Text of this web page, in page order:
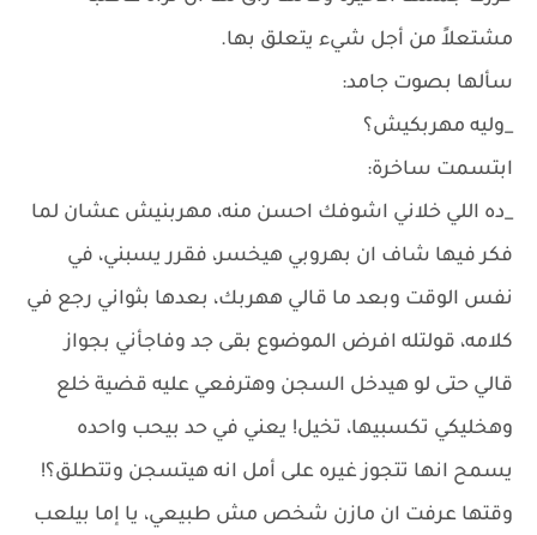
مشتعلاً من أجل شيء يتعلق بها.
سألها بصوت جامد:
_وليه مهربكيش؟
ابتسمت ساخرة:
_ده اللي خلاني اشوفك احسن منه، مهربنيش عشان لما
فكر فيها شاف ان بهروبي هيخسر، فقرر يسبني، في
نفس الوقت وبعد ما قالي ههربك، بعدها بثواني رجع في
كلامه، قولتله افرض الموضوع بقى جد وفاجأني بجواز
قالي حتى لو هيدخل السجن وهترفعي عليه قضية خلع
وهخليكي تكسبيها، تخيل! يعني في حد بيحب واحده
يسمح انها تتجوز غيره على أمل انه هيتسجن وتتطلق؟!
وقتها عرفت ان مازن شخص مش طبيعي، يا إما بيلعب